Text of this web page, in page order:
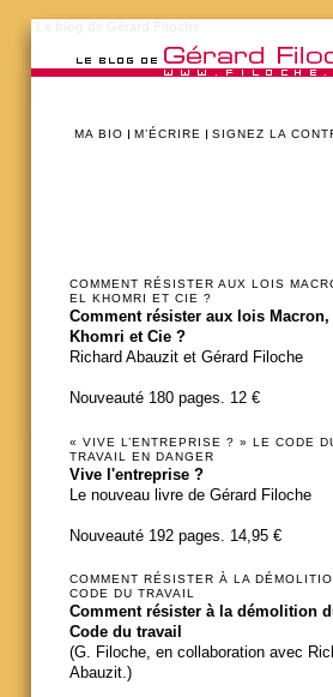
MA BIO M’ÉCRIRE SIGNEZ LA
COMMENT RÉSISTER AUX LOIS
EL KHOMRI ET CIE ?
Comment résister aux lois Macron,
Khomri et Cie ?
Richard Abauzit et Gérard Filoche
Nouveauté 180 pages. 12 €
« VIVE L’ENTREPRISE ? » LE CODE
TRAVAIL EN DANGER
Vive l'entreprise ?
Le nouveau livre de Gérard Filoche
Nouveauté 192 pages. 14,95 €
COMMENT RÉSISTER À LA
CODE DU TRAVAIL
Comment résister à la démolition
Code du travail
(G. Filoche, en collaboration avec
Abauzit.)